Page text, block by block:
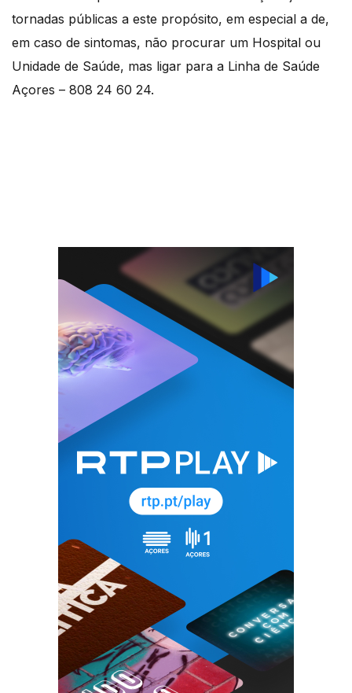
tornadas públicas a este propósito, em especial a de,
em caso de sintomas, não procurar um Hospital ou
Unidade de Saúde, mas ligar para a Linha de Saúde
Açores – 808 24 60 24.